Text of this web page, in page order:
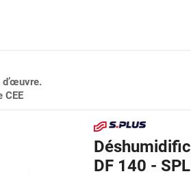
CEE
DF 140 -